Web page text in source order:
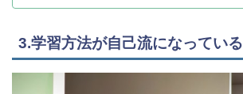
3.学習方法が自己流になっている